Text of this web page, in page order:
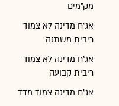
מק"מים
אג"ח מדינה לא צמוד
ריבית משתנה
אג"ח מדינה לא צמוד
ריבית קבועה
אג"ח מדינה צמוד מדד